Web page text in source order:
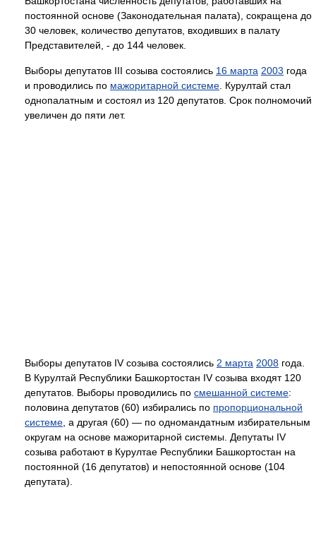
постоянной основе (Законодательная палата), сокращена до
30 человек, количество депутатов, входивших в палату
Представителей, - до 144 человек.
Выборы депутатов III созыва состоялись 16 марта 2003 года
и проводились по мажоритарной системе . Курултай стал
однопалатным и состоял из 120 депутатов. Срок полномочий
увеличен до пяти лет.
Выборы депутатов IV созыва состоялись 2 марта 2008 года.
В Курултай Республики Башкортостан IV созыва входят 120
депутатов. Выборы проводились по смешанной системе:
половина депутатов (60) избирались по пропорциональной
системе , а другая (60) — по одномандатным избирательным
округам на основе мажоритарной системы. Депутаты IV
созыва работают в Курултае Республики Башкортостан на
постоянной (16 депутатов) и непостоянной основе (104
депутата).